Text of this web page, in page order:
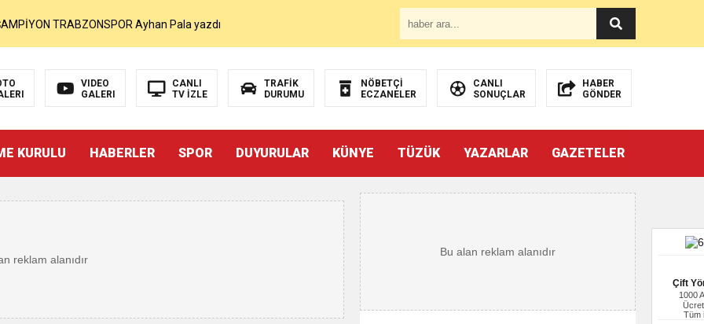
Çift
1000
Tüm
MOHAMED SALAH VE ŞAMPİYON TRABZONSPOR Ayhan Pala yazdı
Muammer Sarıdoğan’a Beşikdüzü’nde hayırlı olsun ziyareti
VIDEO
GALERI
CANLI
TV İZLE
TRAFİK
DURUMU
NÖBETÇİ
ECZANELER
CANLI
SONUÇLAR
HABER
GÖNDER
KURULU HABERLER SPOR DUYURULAR KÜNYE TÜZÜK YAZARLAR GAZETELER